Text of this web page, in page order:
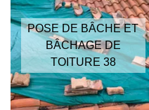
POSE DE BÂCHE ET
BÂCHAGE DE
TOITURE 38